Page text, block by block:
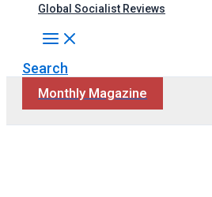
Global Socialist Reviews
Search
Monthly Magazine